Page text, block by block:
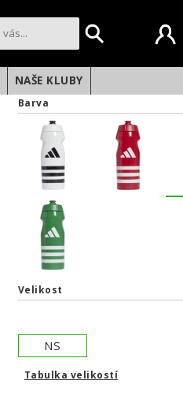
NAŠE KLUBY
Barva
Velikost
NS
Tabulka velikostí